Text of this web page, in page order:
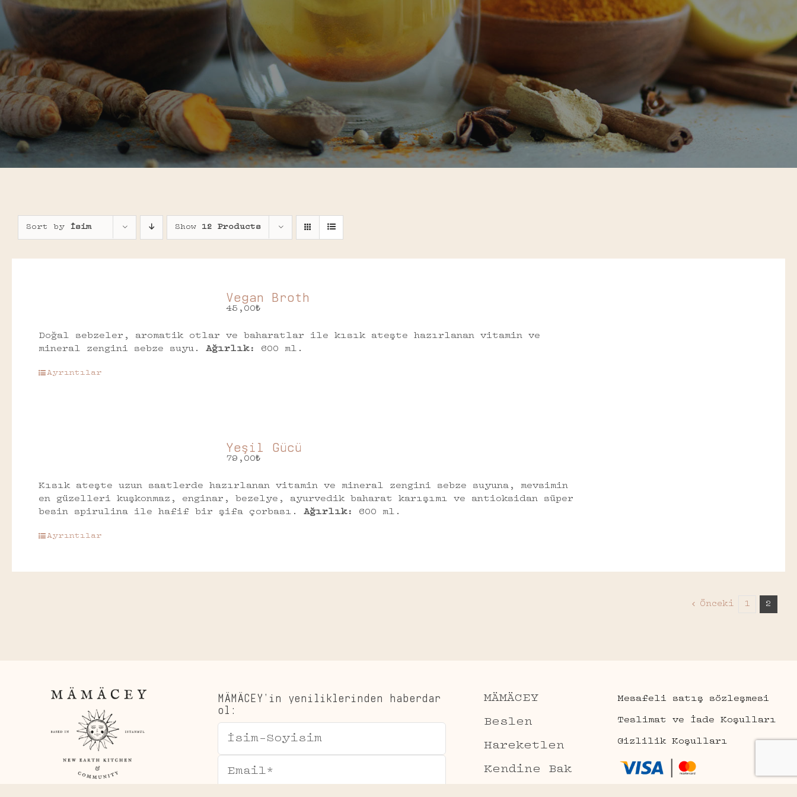
Sort by İsim Show 12 Products
Vegan Broth
45,00₺
Doğal sebzeler, aromatik otlar ve baharatlar ile kısık ateşte hazırlanan vitamin ve
mineral zengini sebze suyu.
Ağırlık: 600 ml.
Ayrıntılar
Yeşil Gücü
79,00₺
Kısık ateşte uzun saatlerde hazırlanan vitamin ve mineral zengini sebze suyuna, mevsimin
en güzelleri kuşkonmaz, enginar, bezelye, ayurvedik baharat karışımı ve antioksidan süper
besin spirulina ile hafif bir şifa çorbası.
Ağırlık: 600 ml.
Ayrıntılar
Önceki 1 2
MÄMÄCEY’in yeniliklerinden haberdar
ol:
MÄMÄCEY
Beslen
Hareketlen
Kendine Bak
Mesafeli satış sözleşmesi
Teslimat ve İade Koşulları
Gizlilik Koşulları